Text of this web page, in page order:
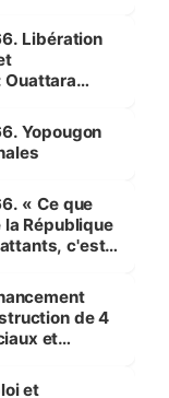
Libération
les
Yopougon
« Ce que
République
c'est
de 4
et
et